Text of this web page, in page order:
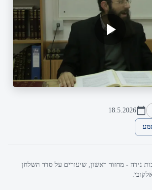
18.5.2026
נידה - מחזור ראשון, שיעורים על סדר השלחן